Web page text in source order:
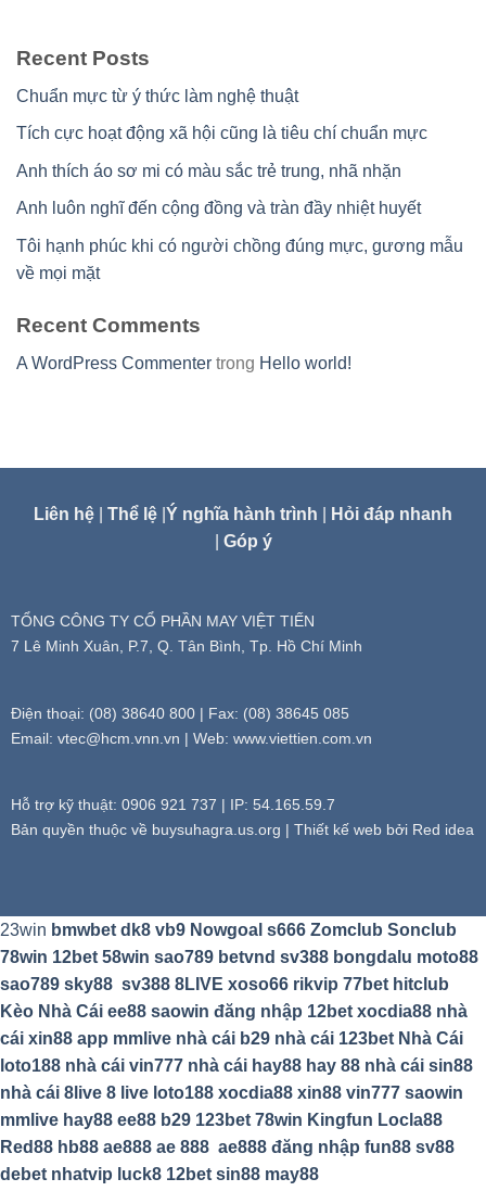
Recent Posts
Chuẩn mực từ ý thức làm nghệ thuật
Tích cực hoạt động xã hội cũng là tiêu chí chuẩn mực
Anh thích áo sơ mi có màu sắc trẻ trung, nhã nhặn
Anh luôn nghĩ đến cộng đồng và tràn đầy nhiệt huyết
Tôi hạnh phúc khi có người chồng đúng mực, gương mẫu
về mọi mặt
Recent Comments
A WordPress Commenter trong Hello world!
Liên hệ Thể lệ Ý nghĩa hành trình
Hỏi đáp nhanh
Góp ý
TỔNG CÔNG TY CỔ PHẦN MAY VIỆT TIẾN
7 Lê Minh Xuân, P.7, Q. Tân Bình, Tp. Hồ Chí Minh
Điện thoại: (08) 38640 800 | Fax: (08) 38645 085
Email: vtec@hcm.vnn.vn | Web: www.viettien.com.vn
Hỗ trợ kỹ thuật: 0906 921 737 | IP: 54.165.59.7
Bản quyền thuộc về buysuhagra.us.org | Thiết kế web bởi Red idea
23win bmwbet dk8 vb9 Nowgoal s666 Zomclub Sonclub
78win 12bet 58win sao789 betvnd sv388 bongdalu moto88
sao789 sky88 sv388 8LIVE xoso66 rikvip 77bet hitclub
Kèo Nhà Cái ee88 saowin đăng nhập 12bet xocdia88 nhà
cái xin88 app mmlive nhà cái b29 nhà cái 123bet Nhà Cái
loto188 nhà cái vin777 nhà cái hay88 hay 88 nhà cái sin88
nhà cái 8live 8 live loto188 xocdia88 xin88 vin777 saowin
mmlive hay88 ee88 b29 123bet 78win Kingfun Locla88
Red88 hb88 ae888 ae 888 ae888 đăng nhập fun88 sv88
debet nhatvip luck8 12bet sin88 may88